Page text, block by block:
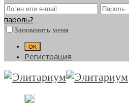
пароль?
Запомнить меня
Регистрация